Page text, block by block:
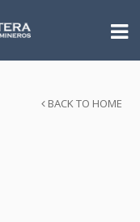
BACK TO HOME